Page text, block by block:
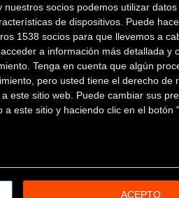
socios podemos utilizar
de dispositivos. Puede
1538 socios para que llevemos a
a información más detallada y
Tenga en cuenta que algún
pero usted tiene el derecho de
este sitio web. Puede cambiar sus
este sitio y haciendo clic en el botón
ACEPTO
que tenía que conseguir
que estar pendientes de
hemos ido cinco
al sprint iba a ser difícil,
y he podido disfrutar
DE CARRETERA ÉLITE-